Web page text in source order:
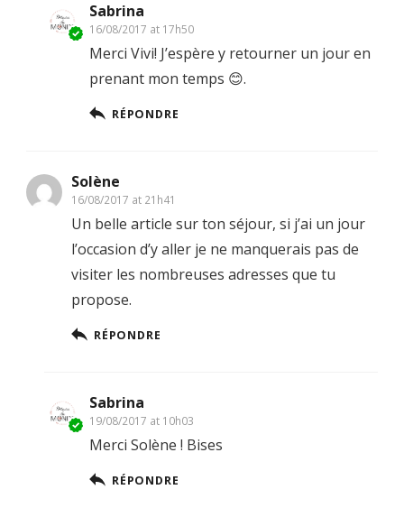
Sabrina
16/08/2017 at 17h50
Merci Vivi! J’espère y retourner un jour en
prenant mon temps 😊.
RÉPONDRE
Solène
16/08/2017 at 21h41
Un belle article sur ton séjour, si j’ai un jour
l’occasion d’y aller je ne manquerais pas de
visiter les nombreuses adresses que tu
propose.
RÉPONDRE
Sabrina
19/08/2017 at 10h03
Merci Solène ! Bises
RÉPONDRE